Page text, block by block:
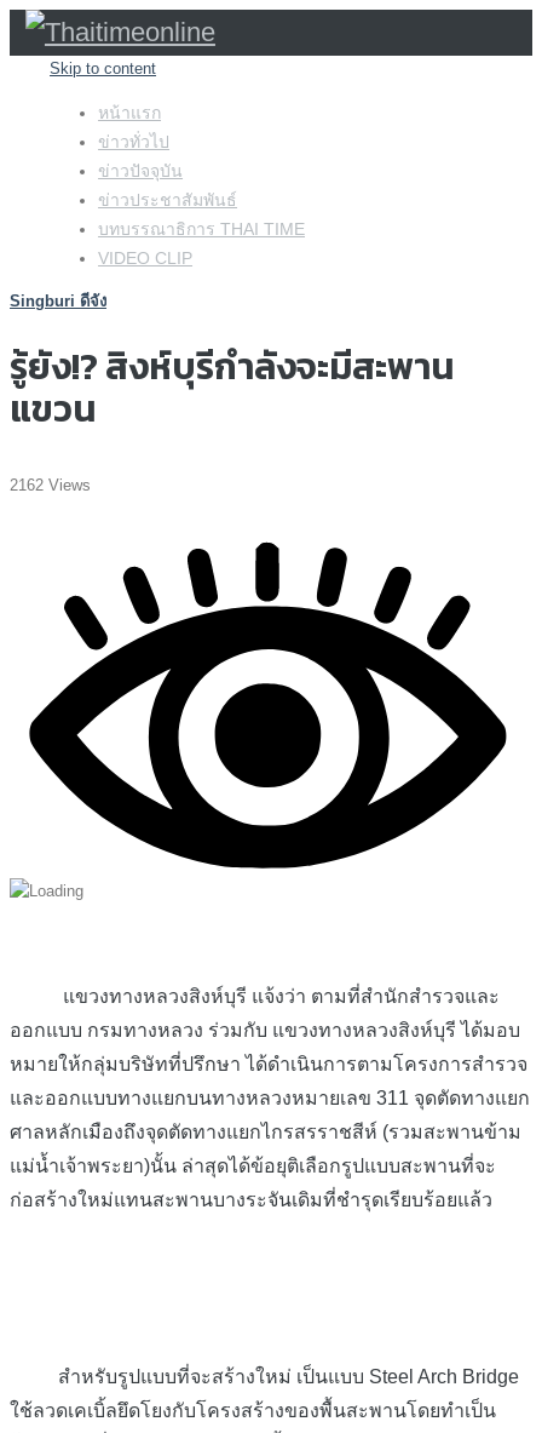
Skip to content
หน้าแรก
ข่าวทั่วไป
ข่าวปัจจุบัน
ข่าวประชาสัมพันธ์
บทบรรณาธิการ THAI TIME
VIDEO CLIP
Singburi ดีจัง
รู้ยัง!? สิงห์บุรีกำลังจะมีสะพาน
แขวน
2162 Views
แขวงทางหลวงสิงห์บุรี แจ้งว่า ตามที่สำนักสำรวจและ
ออกแบบ กรมทางหลวง ร่วมกับ แขวงทางหลวงสิงห์บุรี ได้มอบ
หมายให้กลุ่มบริษัทที่ปรึกษา ได้ดำเนินการตามโครงการสำรวจ
และออกแบบทางแยกบนทางหลวงหมายเลข 311 จุดตัดทางแยก
ศาลหลักเมืองถึงจุดตัดทางแยกไกรสรราชสีห์ (รวมสะพานข้าม
แม่น้ำเจ้าพระยา)นั้น ล่าสุดได้ข้อยุติเลือกรูปแบบสะพานที่จะ
ก่อสร้างใหม่แทนสะพานบางระจันเดิมที่ชำรุดเรียบร้อยแล้ว
สำหรับรูปแบบที่จะสร้างใหม่ เป็นแบบ Steel Arch Bridge
ใช้ลวดเคเบิ้ลยึดโยงกับโครงสร้างของพื้นสะพานโดยทำเป็น